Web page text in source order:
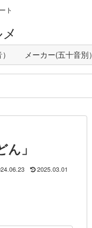
ト
メーカー(五十音別）
」
2025.03.01